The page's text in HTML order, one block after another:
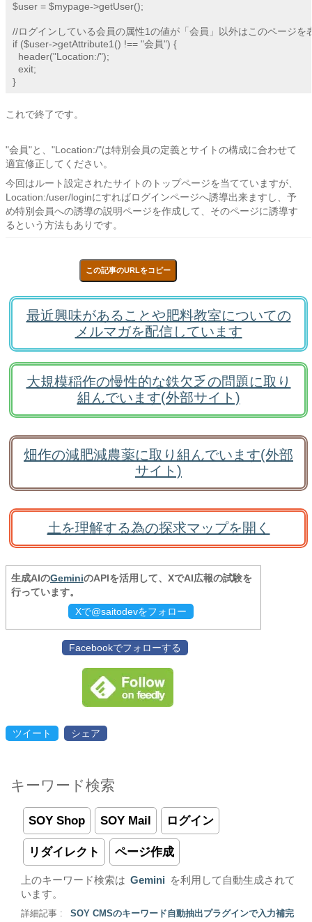
$user = $mypage->getUser();
//ログインしている会員の属性1の値が「会員」以外はこのページを
if ($user->getAttribute1() !== "会員") {
  header("Location:/");
  exit;
}
これで終了です。
"会員"と、"Location:/"は特別会員の定義とサイトの構成に合わせて
適宜修正してください。
今回はルート設定されたサイトのトップページを当てていますが、
Location:/user/loginにすればログインページへ誘導出来ますし、予
め特別会員への誘導の説明ページを作成して、そのページに誘導す
るという方法もありです。
この記事のURLをコピー
最近興味があることや肥料教室についての
メルマガを配信しています
大規模稲作の慢性的な鉄欠乏の問題に取り
組んでいます(外部サイト)
畑作の減肥減農薬に取り組んでいます(外部
サイト)
土を理解する為の探求マップを開く
生成AIのGeminiのAPIを活用して、XでAI広報の試験を
行っています。
Xで@saitodevをフォロー
Facebookでフォローする
ツイート シェア
キーワード検索
SOY Shop SOY Mail ログイン
リダイレクト ページ作成
上のキーワード検索は Gemini
を利用して自動生成されて
います。
詳細記事 : SOY CMSのキーワード自動抽出プラグインで入力補完